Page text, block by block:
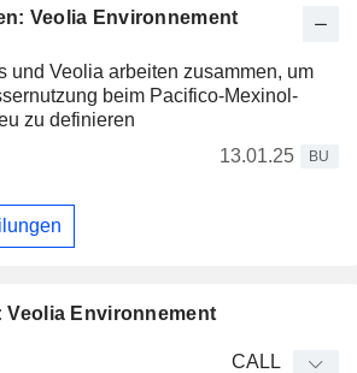
Veolia Environnement
und Veolia arbeiten zusammen, um
beim Pacifico-Mexinol-
zu definieren
13.01.25
BU
Veolia Environnement
KursCALL